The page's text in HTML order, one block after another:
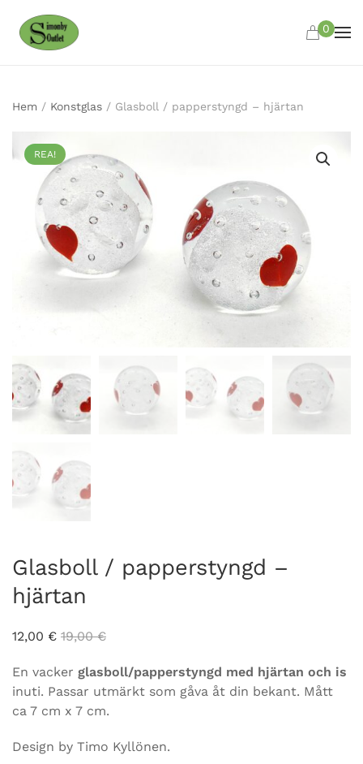
Skip to main content
0
Hem / Konstglas / Glasboll / papperstyngd – hjärtan
REA!
Glasboll / papperstyngd –
hjärtan
12,00 € 19,00€
En vacker glasboll/papperstyngd med hjärtan och is
inuti. Passar utmärkt som gåva åt din bekant. Mått
ca 7 cm x 7 cm.
Design by Timo Kyllönen.